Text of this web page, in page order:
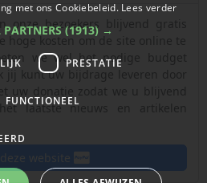
onze bezoekers blijvend gratis
hoge kosten om de site online te
we wel het nodige budget
jij kunt uw bijdrage leveren door
uw donatie zodat we u blijvend
laatste nieuws en artikelen
website
met ons Cookiebeleid. Lees verder
(1913) →
PRESTATIE
FUNCTIONEEL